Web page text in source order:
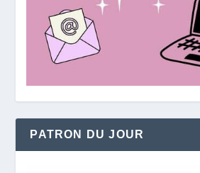
PATRON DU JOUR